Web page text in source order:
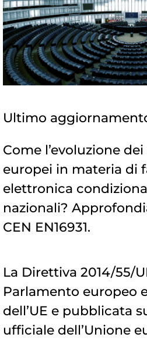
Ultimo
Come l’evoluzione
europei in materia di
elettronica
nazionali?
CEN EN16931.
La Direttiva 2014/55/
Parlamento europeo
dell’UE e pubblicata
ufficiale dell’Unione